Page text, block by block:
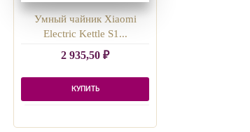
Умный чайник Xiaomi
Electric Kettle S1...
2 935,50₽
КУПИТЬ